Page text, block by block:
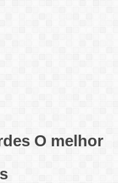
O melhor